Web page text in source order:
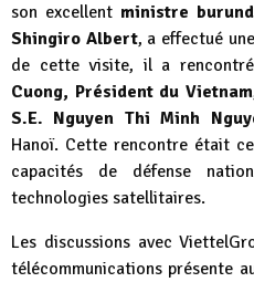
son excellent ministre
Shingiro Albert, a effectué
de cette visite, il a
Cuong, Président du Vietnam
S.E. Nguyen Thi Minh
Hanoï. Cette rencontre était
capacités de défense
technologies satellitaires.
Les discussions avec
télécommunications présente